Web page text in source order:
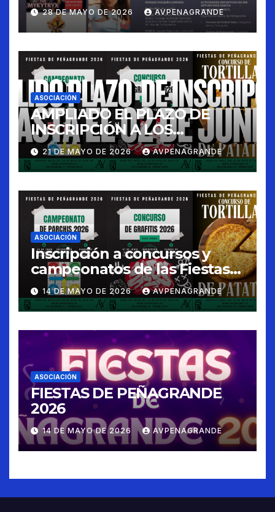
28 DE MAYO DE 2026 AVPENAGRANDE
ASOCIACIÓN
AMPLIADO EL PLAZO DE
INSCRIPCIÓN A LOS
CONCURSOS FIESTAS 2026
21 DE MAYO DE 2026 AVPENAGRANDE
ASOCIACIÓN
Inscripción a concursos y
campeonatos de las Fiestas
de Peñagrande 2026
14 DE MAYO DE 2026 AVPENAGRANDE
ASOCIACIÓN
FIESTAS DE PEÑAGRANDE
2026
14 DE MAYO DE 2026 AVPENAGRANDE